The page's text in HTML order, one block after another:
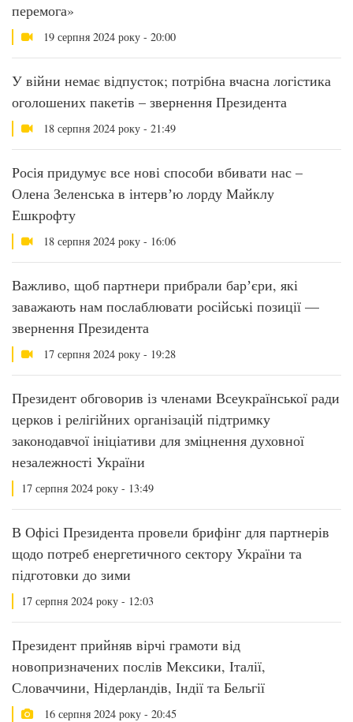
перемога»
19 серпня 2024 року - 20:00
У війни немає відпусток; потрібна вчасна логістика
оголошених пакетів – звернення Президента
18 серпня 2024 року - 21:49
Росія придумує все нові способи вбивати нас –
Олена Зеленська в інтервʼю лорду Майклу
Ешкрофту
18 серпня 2024 року - 16:06
Важливо, щоб партнери прибрали барʼєри, які
заважають нам послаблювати російські позиції —
звернення Президента
17 серпня 2024 року - 19:28
Президент обговорив із членами Всеукраїнської ради
церков і релігійних організацій підтримку
законодавчої ініціативи для зміцнення духовної
незалежності України
17 серпня 2024 року - 13:49
В Офісі Президента провели брифінг для партнерів
щодо потреб енергетичного сектору України та
підготовки до зими
17 серпня 2024 року - 12:03
Президент прийняв вірчі грамоти від
новопризначених послів Мексики, Італії,
Словаччини, Нідерландів, Індії та Бельгії
16 серпня 2024 року - 20:45